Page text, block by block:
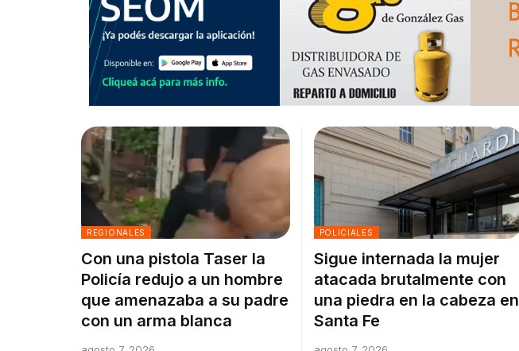
REGIONALES
Con una pistola Taser la
Policía redujo a un hombre
que amenazaba a su padre
con un arma blanca
POLICIALES
Sigue internada la mujer
atacada brutalmente con
una piedra en la cabeza en
Santa Fe